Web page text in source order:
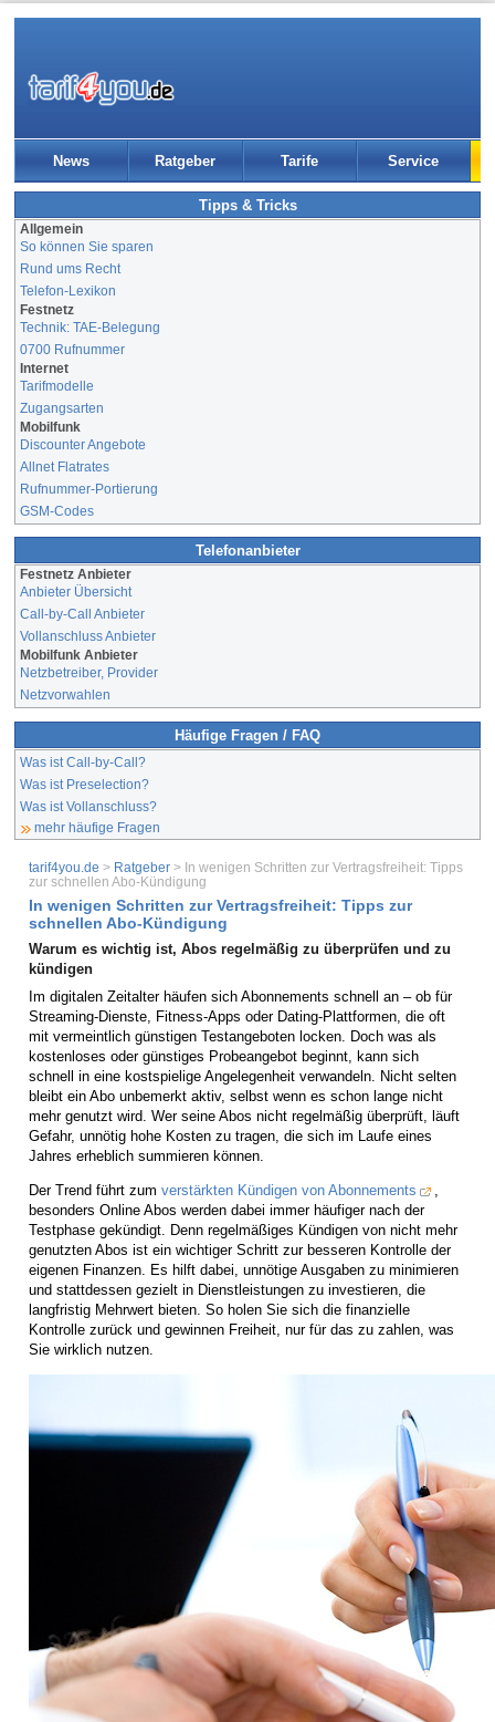
News Ratgeber Tarife Service
Tipps & Tricks
Allgemein
So können Sie sparen
Rund ums Recht
Telefon-Lexikon
Festnetz
Technik: TAE-Belegung
0700 Rufnummer
Internet
Tarifmodelle
Zugangsarten
Mobilfunk
Discounter Angebote
Allnet Flatrates
Rufnummer-Portierung
GSM-Codes
Telefonanbieter
Festnetz Anbieter
Anbieter Übersicht
Call-by-Call Anbieter
Vollanschluss Anbieter
Mobilfunk Anbieter
Netzbetreiber, Provider
Netzvorwahlen
Häufige Fragen / FAQ
Was ist Call-by-Call?
Was ist Preselection?
Was ist Vollanschluss?
mehr häufige Fragen
tarif4you.de > Ratgeber > In wenigen Schritten zur Vertragsfreiheit: Tipps
zur schnellen Abo-Kündigung
In wenigen Schritten zur Vertragsfreiheit: Tipps zur
schnellen Abo-Kündigung
Warum es wichtig ist, Abos regelmäßig zu überprüfen und zu
kündigen
Im digitalen Zeitalter häufen sich Abonnements schnell an – ob für
Streaming-Dienste, Fitness-Apps oder Dating-Plattformen, die oft
mit vermeintlich günstigen Testangeboten locken. Doch was als
kostenloses oder günstiges Probeangebot beginnt, kann sich
schnell in eine kostspielige Angelegenheit verwandeln. Nicht selten
bleibt ein Abo unbemerkt aktiv, selbst wenn es schon lange nicht
mehr genutzt wird. Wer seine Abos nicht regelmäßig überprüft, läuft
Gefahr, unnötig hohe Kosten zu tragen, die sich im Laufe eines
Jahres erheblich summieren können.
Der Trend führt zum verstärkten Kündigen von Abonnements
besonders Online Abos werden dabei immer häufiger nach der
Testphase gekündigt. Denn regelmäßiges Kündigen von nicht mehr
genutzten Abos ist ein wichtiger Schritt zur besseren Kontrolle der
eigenen Finanzen. Es hilft dabei, unnötige Ausgaben zu minimieren
und stattdessen gezielt in Dienstleistungen zu investieren, die
langfristig Mehrwert bieten. So holen Sie sich die finanzielle
Kontrolle zurück und gewinnen Freiheit, nur für das zu zahlen, was
Sie wirklich nutzen.